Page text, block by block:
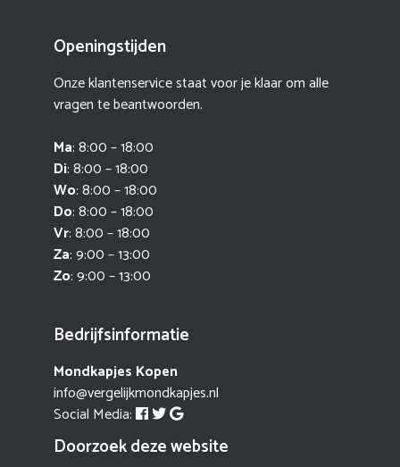
Openingstijden
Onze klantenservice staat voor je klaar om alle
vragen te beantwoorden.
Ma: 8:00 – 18:00
Di: 8:00 – 18:00
Wo: 8:00 – 18:00
Do: 8:00 – 18:00
Vr: 8:00 – 18:00
Za: 9:00 – 13:00
Zo: 9:00 – 13:00
Bedrijfsinformatie
Mondkapjes Kopen
info@vergelijkmondkapjes.nl
Social Media:
Doorzoek deze website